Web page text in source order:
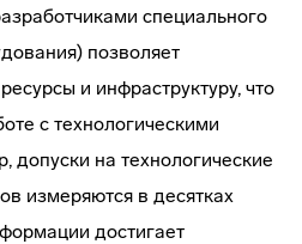
специального
позволяет
и инфраструктуру, что
с технологическими
допуски на технологические
измеряются в десятках
достигает